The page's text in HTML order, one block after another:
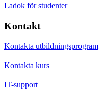
Ladok för studenter
Kontakt
Kontakta utbildningsprogram
Kontakta kurs
IT-support